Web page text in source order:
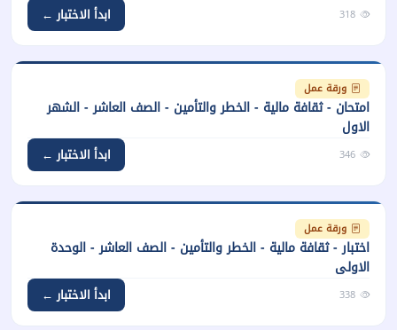
318 ابدأ الاختبار ←
ورقة عمل
امتحان - ثقافة مالية - الخطر والتأمين - الصف العاشر - الشهر
الاول
346 ابدأ الاختبار ←
ورقة عمل
اختبار - ثقافة مالية - الخطر والتأمين - الصف العاشر - الوحدة
الاولى
338 ابدأ الاختبار ←